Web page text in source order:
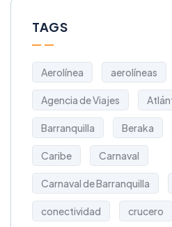
TAGS
Aerolínea aerolíneas
Agencia de Viajes
Barranquilla Beraka
Caribe Carnaval
Carnaval de Barranquilla
conectividad crucero